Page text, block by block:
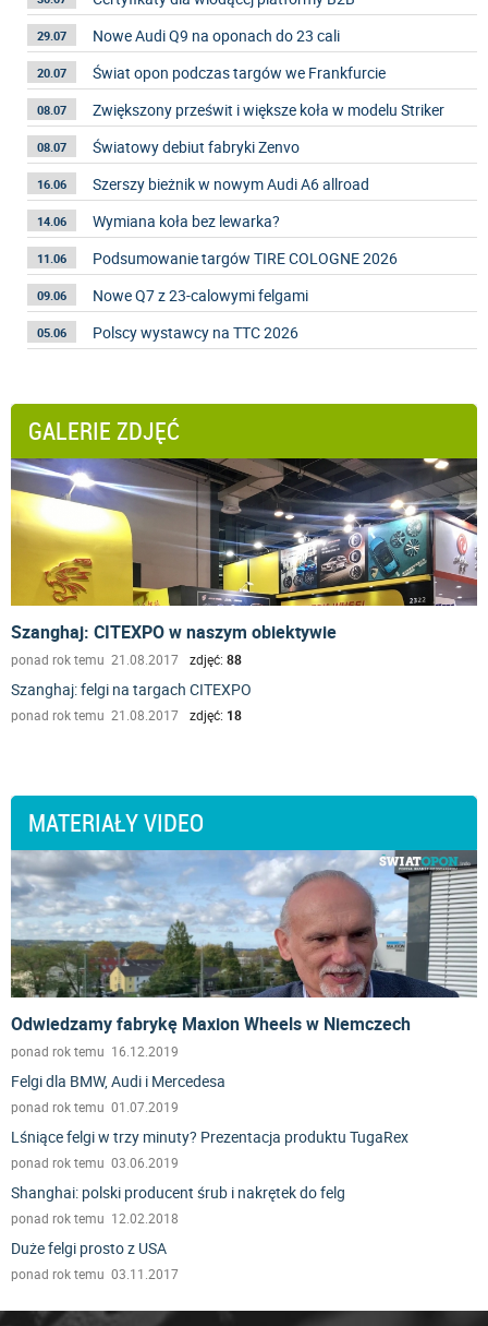
29.07 Nowe Audi Q9 na oponach do 23 cali
20.07 Świat opon podczas targów we Frankfurcie
08.07 Zwiększony prześwit i większe koła w modelu Striker
08.07 Światowy debiut fabryki Zenvo
16.06 Szerszy bieżnik w nowym Audi A6 allroad
14.06 Wymiana koła bez lewarka?
11.06 Podsumowanie targów TIRE COLOGNE 2026
09.06 Nowe Q7 z 23-calowymi felgami
05.06 Polscy wystawcy na TTC 2026
GALERIE ZDJĘĆ
Szanghaj: CITEXPO w naszym obiektywie
ponad rok temu 21.08.2017 zdjęć: 88
Szanghaj: felgi na targach CITEXPO
ponad rok temu 21.08.2017 zdjęć: 18
MATERIAŁY VIDEO
Odwiedzamy fabrykę Maxion Wheels w Niemczech
ponad rok temu 16.12.2019
Felgi dla BMW, Audi i Mercedesa
ponad rok temu 01.07.2019
Lśniące felgi w trzy minuty? Prezentacja produktu TugaRex
ponad rok temu 03.06.2019
Shanghai: polski producent śrub i nakrętek do felg
ponad rok temu 12.02.2018
Duże felgi prosto z USA
ponad rok temu 03.11.2017